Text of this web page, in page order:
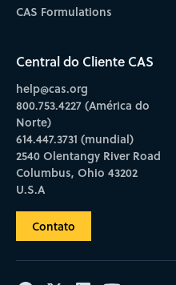
CAS Formulations
Central do Cliente CAS
help@cas.org
800.753.4227 (América do
Norte)
614.447.3731 (mundial)
2540 Olentangy River Road
Columbus, Ohio 43202
U.S.A
Contato